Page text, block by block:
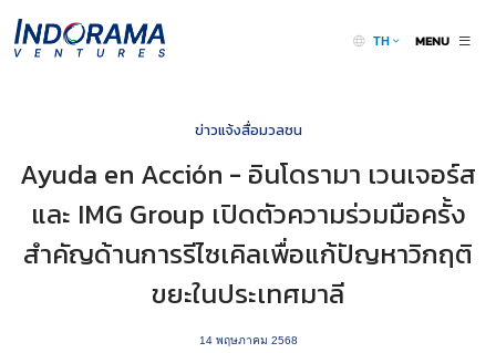
TH MENU
ข่าวแจ้งสื่อมวลชน
Ayuda en Acción - อินโดรามา เวนเจอร์ส
และ IMG Group เปิดตัวความร่วมมือครั้ง
สำคัญด้านการรีไซเคิลเพื่อแก้ปัญหาวิกฤติ
ขยะในประเทศมาลี
14 พฤษภาคม 2568